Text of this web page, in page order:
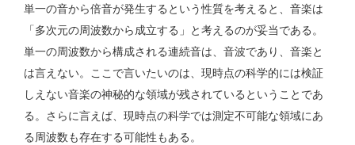
単一の音から倍音が発生するという性質を考えると、音楽は
「多次元の周波数から成立する」と考えるのが妥当である。
単一の周波数から構成される連続音は、音波であり、音楽と
は言えない。ここで言いたいのは、現時点の科学的には検証
しえない音楽の神秘的な領域が残されているということであ
る。さらに言えば、現時点の科学では測定不可能な領域にあ
る周波数も存在する可能性もある。